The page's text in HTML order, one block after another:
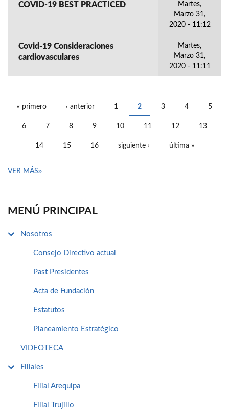
COVID-19 BEST PRACTICED
Martes,
Marzo 31,
2020 - 11:12
Covid-19 Consideraciones
cardiovasculares
Martes,
Marzo 31,
2020 - 11:11
« primero ‹ anterior 1 2 3 4 5
6 7 8 9 10 11 12 13
14 15 16 siguiente › última »
VER MÁS
MENÚ PRINCIPAL
Nosotros
Consejo Directivo actual
Past Presidentes
Acta de Fundación
Estatutos
Planeamiento Estratégico
VIDEOTECA
Filiales
Filial Arequipa
Filial Trujillo